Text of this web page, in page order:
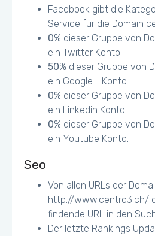
Facebook gibt die
Service für die Domain
0% dieser Gruppe von
ein Twitter Konto.
50% dieser Gruppe von
ein Google+ Konto.
0% dieser Gruppe von
ein Linkedin Konto.
0% dieser Gruppe von
ein Youtube Konto.
Seo
Von allen URLs der
http://www.centro3.ch/
findende URL in den
Der letzte Rankings